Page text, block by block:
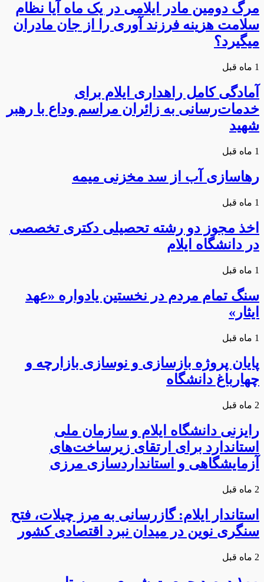
مرگ دومین مادر ایلامی در یک ماه آیا نظام
سلامت هزینه فرزند آوری را از جان مادران
میگیرد؟
1 ماه قبل
آمادگی کامل راهداری ایلام برای
خدمات‌رسانی به زائران مراسم وداع با رهبر
شهید
1 ماه قبل
رهاسازی آب از سد مخزنی میمه
1 ماه قبل
اخذ مجوز دو رشته تحصیلی دکتری تخصصی
در دانشگاه ایلام
1 ماه قبل
سنگ تمام مردم در نخستین یادواره «عهد
ایثار»
1 ماه قبل
پایان پروژه بازسازی و نوسازی بازارچه و
چهارباغ دانشگاه
2 ماه قبل
رایزنی دانشگاه ایلام و سازمان ملی
استاندارد برای ارتقای زیرساخت‌های
آزمایشگاهی و استانداردسازی مرزی
2 ماه قبل
استاندار ایلام: گازرسانی به مرز چیلات، فتح
سنگری نوین در میدان نبرد اقتصادی کشور
2 ماه قبل